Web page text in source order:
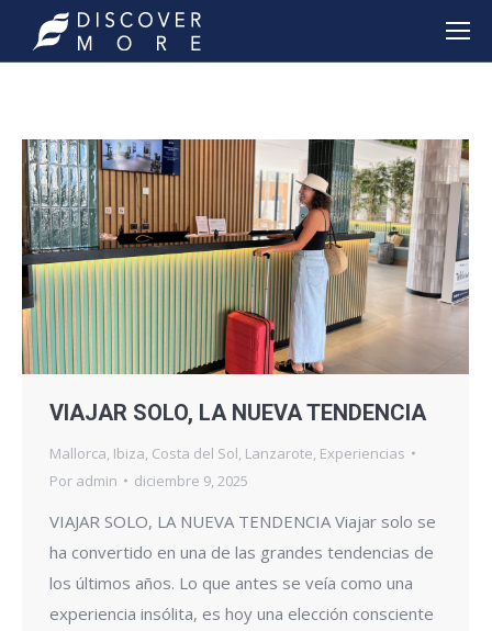
VIAJAR SOLO, LA NUEVA TENDENCIA
Mallorca Ibiza Costa del Sol Lanzarote Experiencias
Por admin diciembre 9, 2025
VIAJAR SOLO, LA NUEVA TENDENCIA Viajar solo se
ha convertido en una de las grandes tendencias de
los últimos años. Lo que antes se veía como una
experiencia insólita, es hoy una elección consciente